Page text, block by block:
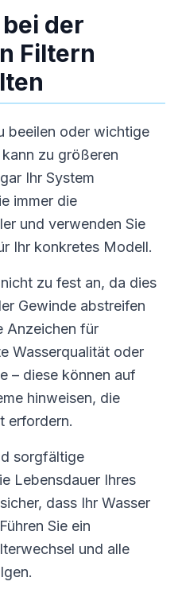
der
Filtern
beeilen oder wichtige
zu größeren
Ihr System
immer die
und verwenden Sie
Ihr konkretes Modell.
zu fest an, da dies
Gewinde abstreifen
Anzeichen für
Wasserqualität oder
– diese können auf
hinweisen, die
erfordern.
sorgfältige
Lebensdauer Ihres
dass Ihr Wasser
Sie ein
und alle